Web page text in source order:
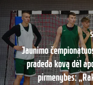
Jaunimo
pradeda kovą dėl
pirmenybes: